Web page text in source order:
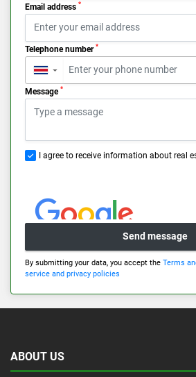
Email address *
Telephone number *
▼
Message *
I agree to receive information about real
Send message
By submitting your data, you accept the Terms
service and privacy policies
ABOUT US